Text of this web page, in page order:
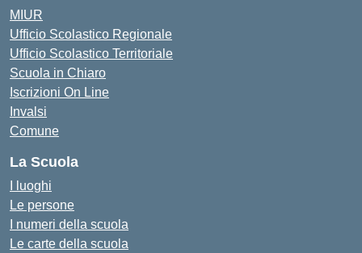
MIUR
Ufficio Scolastico Regionale
Ufficio Scolastico Territoriale
Scuola in Chiaro
Iscrizioni On Line
Invalsi
Comune
La Scuola
I luoghi
Le persone
I numeri della scuola
Le carte della scuola